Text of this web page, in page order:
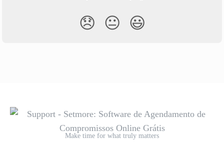
😞 😐 😃
Make time for what truly matters